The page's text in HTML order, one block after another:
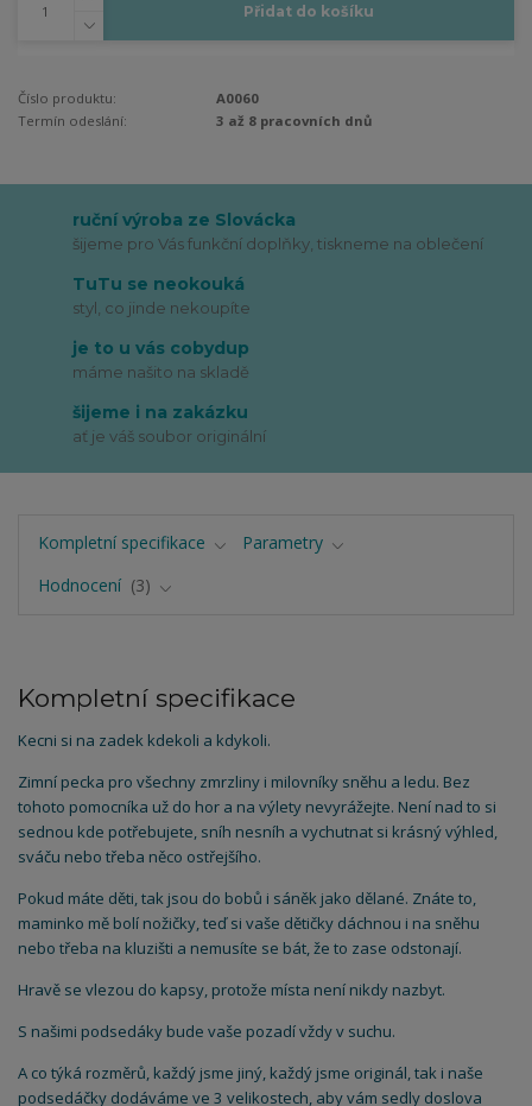
Přidat do košíku
Číslo produktu:
A0060
Termín odeslání:
3 až 8 pracovních dnů
ruční výroba ze Slovácka
šijeme pro Vás funkční doplňky, tiskneme na oblečení
TuTu se neokouká
styl, co jinde nekoupíte
je to u vás cobydup
máme našito na skladě
šijeme i na zakázku
ať je váš soubor originální
Kompletní specifikace
Parametry
Hodnocení
3
Kompletní specifikace
Kecni si na zadek kdekoli a kdykoli.
Zimní pecka pro všechny zmrzliny i milovníky sněhu a ledu. Bez
tohoto pomocníka už do hor a na výlety nevyrážejte. Není nad to si
sednou kde potřebujete, sníh nesníh a vychutnat si krásný výhled,
sváču nebo třeba něco ostřejšího.
Pokud máte děti, tak jsou do bobů i sáněk jako dělané. Znáte to,
maminko mě bolí nožičky, teď si vaše dětičky dáchnou i na sněhu
nebo třeba na kluzišti a nemusíte se bát, že to zase odstonají.
Hravě se vlezou do kapsy, protože místa není nikdy nazbyt.
S našimi podsedáky bude vaše pozadí vždy v suchu.
A co týká rozměrů, každý jsme jiný, každý jsme originál, tak i naše
podsedáčky dodáváme ve 3 velikostech, aby vám sedly doslova